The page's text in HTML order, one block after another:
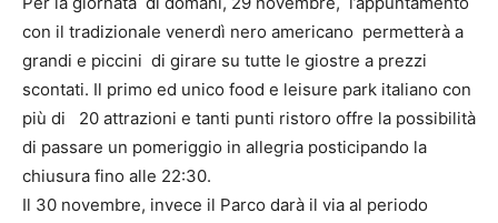
con il tradizionale venerdì nero americano permetterà a
grandi e piccini di girare su tutte le giostre a prezzi
scontati. Il primo ed unico food e leisure park italiano con
più di 20 attrazioni e tanti punti ristoro offre la possibilità
di passare un pomeriggio in allegria posticipando la
chiusura fino alle 22:30.
Il 30 novembre, invece il Parco darà il via al periodo